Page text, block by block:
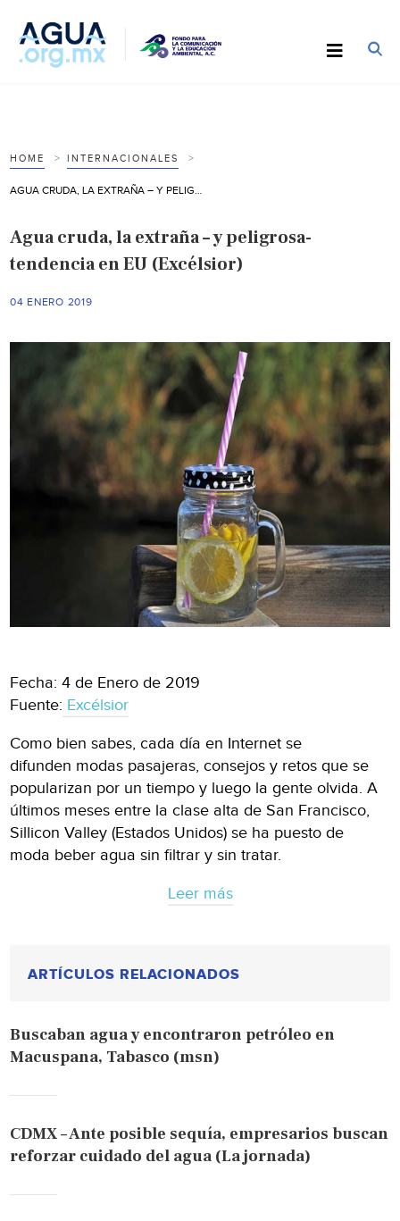
HOME INTERNACIONALES
Agua cruda, la extraña – y peligrosa-
tendencia en EU (Excélsior)
04 ENERO 2019
Fecha: 4 de Enero de 2019
Fuente: Excélsior
Como bien sabes, cada día en Internet se
difunden modas pasajeras, consejos y retos que se
popularizan por un tiempo y luego la gente olvida. A
últimos meses entre la clase alta de San Francisco,
Sillicon Valley (Estados Unidos) se ha puesto de
moda beber agua sin filtrar y sin tratar.
Leer más
ARTÍCULOS RELACIONADOS
Buscaban agua y encontraron petróleo en
Macuspana, Tabasco (msn)
CDMX – Ante posible sequía, empresarios buscan
reforzar cuidado del agua (La jornada)